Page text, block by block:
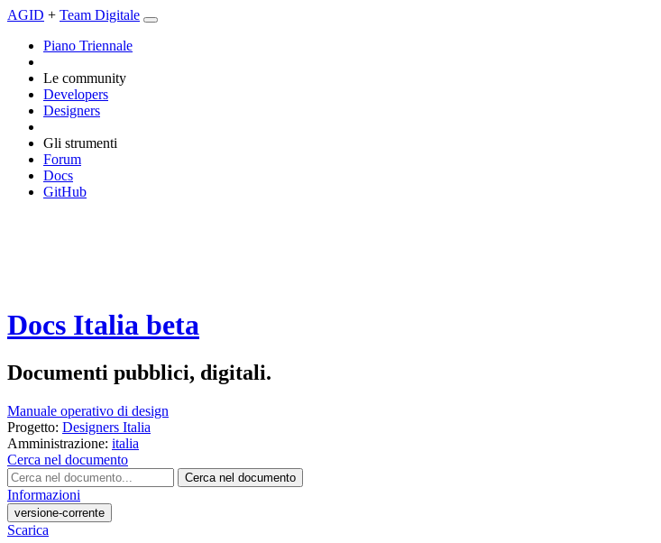
AGID + Team Digitale
Piano Triennale
Le community
Developers
Designers
Gli strumenti
Forum
Docs
GitHub
Docs Italia beta
Documenti pubblici, digitali.
Manuale operativo di design
Progetto: Designers Italia
Amministrazione: italia
Cerca nel documento
Cerca nel documento
Informazioni
versione-corrente
Scarica